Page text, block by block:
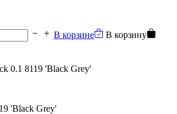
В корзине
В корзину
'Black Grey'